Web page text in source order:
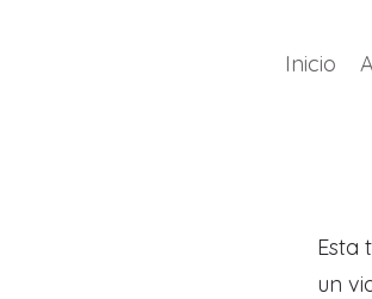
Inicio
Esta
un